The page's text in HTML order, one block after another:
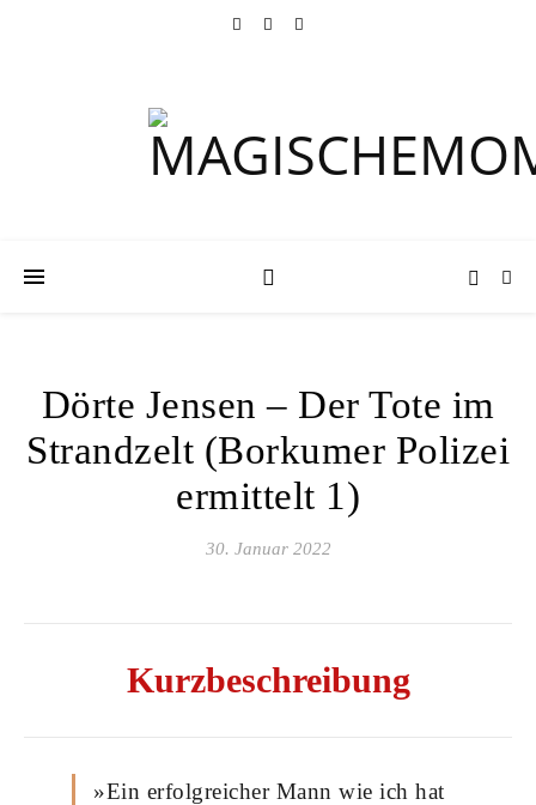
Dörte Jensen – Der Tote im
Strandzelt (Borkumer Polizei
ermittelt 1)
30. Januar 2022
Kurzbeschreibung
»Ein erfolgreicher Mann wie ich hat